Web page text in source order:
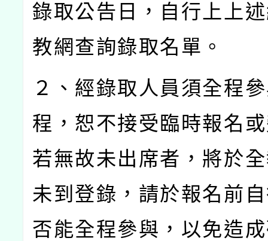
錄取公告日，自行上上
教網查詢錄取名單。
２、經錄取人員須全程
程，恕不接受臨時報名
若無故未出席者，將於
未到登錄，請於報名前
否能全程參與，以免造